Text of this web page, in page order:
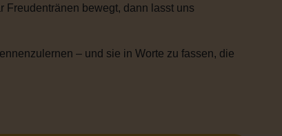
Freudentränen bewegt, dann lasst uns
– und sie in Worte zu fassen, die